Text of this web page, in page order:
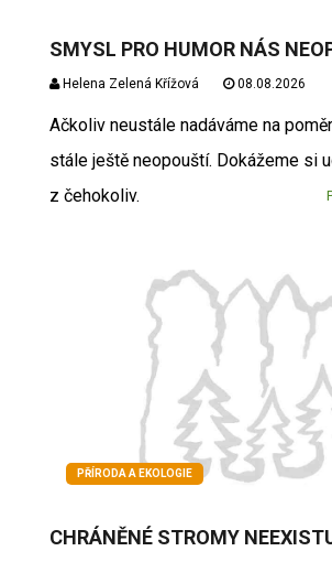
SMYSL PRO HUMOR NÁS
Helena Zelená Křížová 08.08.2026
Ačkoliv neustále nadáváme na
stále ještě neopouští. Dokážeme si
z čehokoliv.
PŘÍRODA A EKOLOGIE
CHRÁNĚNÉ STROMY